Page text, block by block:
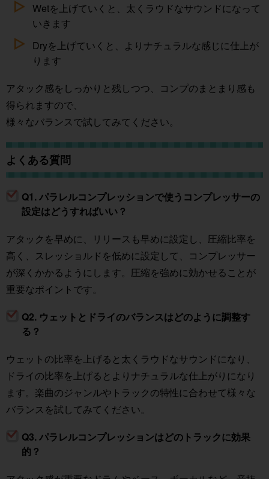
Wetを上げていくと、太くラウドなサウンドになって
いきます
Dryを上げていくと、よりナチュラルな感じに仕上が
ります
アタック感をしっかりと残しつつ、コンプのまとまり感も
得られますので、
様々なバランスで試してみてください。
よくある質問
Q1. パラレルコンプレッションで使うコンプレッサーの
設定はどうすればいい？
アタックを早めに、リリースも早めに設定し、圧縮比率を
高く、スレッショルドを低めに設定して、コンプレッサー
が深くかかるようにします。圧縮を強めに効かせることが
重要なポイントです。
Q2. ウェットとドライのバランスはどのように調整す
る？
ウェットの比率を上げると太くラウドなサウンドになり、
ドライの比率を上げるとよりナチュラルな仕上がりになり
ます。楽曲のジャンルやトラックの特性に合わせて様々な
バランスを試してみてください。
Q3. パラレルコンプレッションはどのトラックに効果
的？